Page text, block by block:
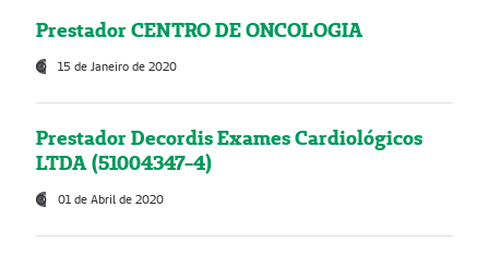
Prestador CENTRO DE ONCOLOGIA
15 de Janeiro de 2020
Prestador Decordis Exames Cardiológicos
LTDA (51004347-4)
01 de Abril de 2020